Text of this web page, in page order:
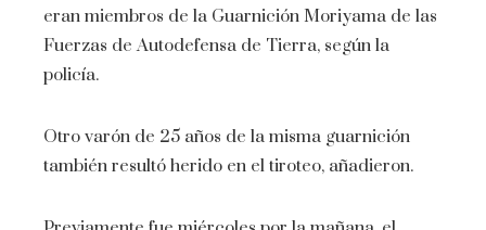
eran miembros de la Guarnición Moriyama de las
Fuerzas de Autodefensa de Tierra, según la
policía.
Otro varón de 25 años de la misma guarnición
también resultó herido en el tiroteo, añadieron.